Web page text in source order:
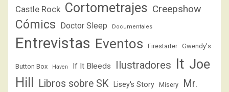
Castle Rock Cortometrajes Creepshow
Cómics Doctor Sleep Documentales
Entrevistas Eventos Firestarter Gwendy's
Button Box Haven If It Bleeds Ilustradores It Joe
Hill
Libros sobre SK Lisey's Story Misery
Mr.